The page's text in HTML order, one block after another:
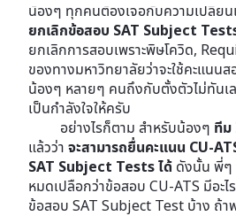
น้องๆ ทุกคนต้องเจอกับความเปลี่ย
ยกเลิกข้อสอบ SAT Subject
ยกเลิกการสอบเพราะพิษโควิด,
ของทางมหาวิทยาลัยว่าจะใช้คะแนนส
น้องๆ หลายๆ คนถึงกับตั้งตัวไม่ทัน
เป็นกำลังใจให้ครับ
อย่างไรก็ตาม สำหรับน้องๆ ทีม
แล้วว่า จะสามารถยื่นคะแนน CU-
SAT Subject Tests ได้ ดังนั้น พี่ๆ
หมดเปลือกว่าข้อสอบ CU-ATS มีอะไ
ข้อสอบ SAT Subject Test บ้าง ถ้า